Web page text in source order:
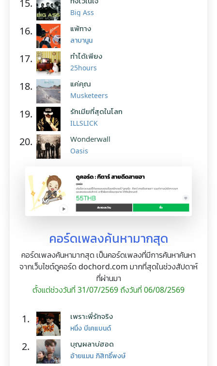
15.
Big Ass
16. แพ้ทาง
ลาบานูน
17. ทำได้เพียง
25hours
18. แค่คุณ
Musketeers
19. รักเมียที่สุดในโลก
ILLSLICK
20. Wonderwall
Oasis
คอร์ดเพลงค้นหามากสุด
คอร์ดเพลงค้นหามากสุด เป็นคอร์ดเพลงที่มีการค้นหาค้นหา
จากเว็บไซต์ดูคอร์ด dochord.com มากที่สุดในช่วงสัปดาห์
ที่ผ่านมา
ตั้งแต่ช่วงวันที่ 31/07/2569 ถึงวันที่ 06/08/2569
1. เพราะพี่รักจริง
หนึ่ง บีเคแบนด์
2. บุญผลาบ่ฮอด
อ้ายแมน ภิสิทธิ์พงษ์